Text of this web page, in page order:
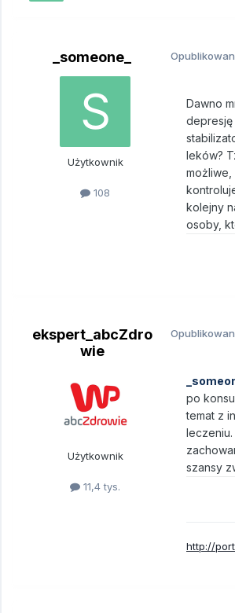
_someone_
Użytkownik
108
Dawno
depresję
leków?
możliwe,
kolejny
osoby,
ekspert_abcZdro
wie
Użytkownik
11,4 tys.
po
temat z
szansy
http://